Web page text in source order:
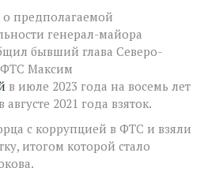
предполагаемой
генерал-майора
бывший глава Северо-
ФТС Максим
в июле 2023 года на восемь лет
2021 года взяток.
с коррупцией в ФТС и взяли
итогом которой стало